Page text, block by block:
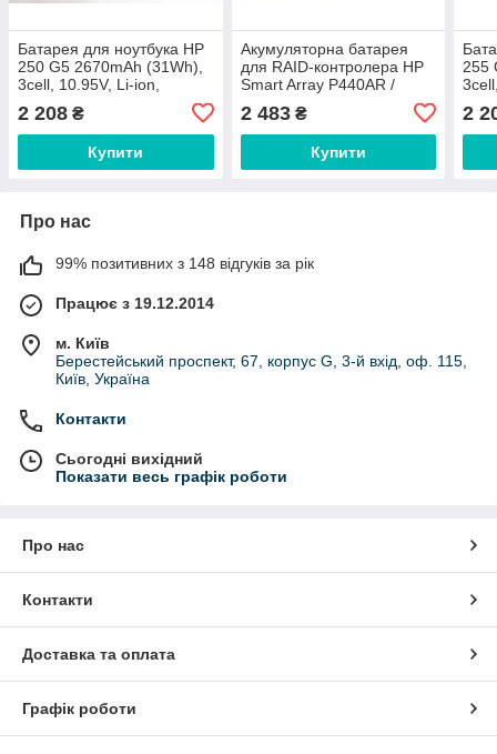
Батарея для ноутбука HP
250 G5 2670mAh (31Wh),
3cell, 10.95V, Li-ion,
2 208 ₴
Купити
Акумуляторна батарея
для RAID-контролера HP
Smart Array P440AR /
1300mAh/8.64Wh, black,
ОРИГІНАЛЬНА
2 483₴
Купити
255
2
Про нас
99% позитивних з 148 відгуків за рік
Працює з 19.12.2014
м. Київ
Берестейський проспект, 67, корпус G, 3-й вхід, оф. 115,
Київ, Україна
Контакти
Сьогодні вихідний
Показати весь графік роботи
Про нас
Контакти
Доставка та оплата
Графік роботи